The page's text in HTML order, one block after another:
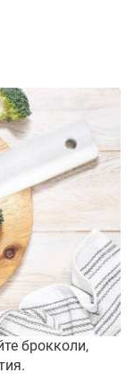
брокколи,